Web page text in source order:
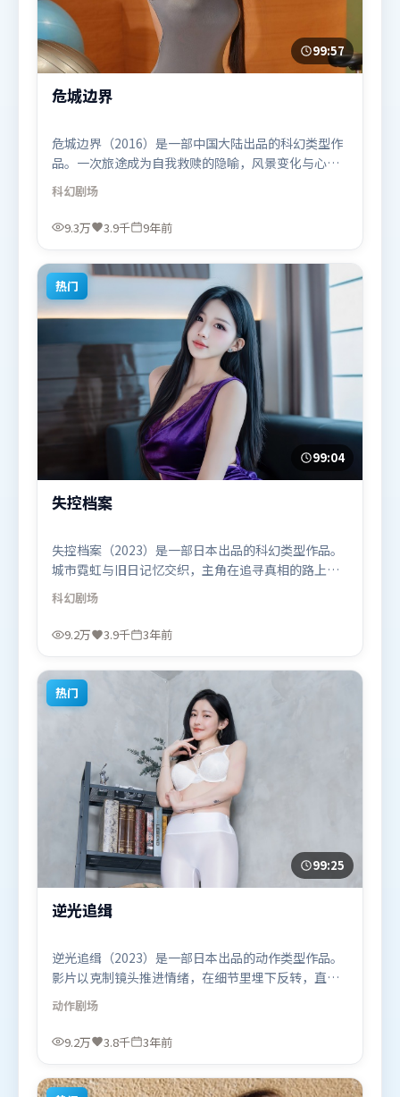
99:57
危城边界
危城边界（2016）是一部中国大陆出品的科幻类型作
品。一次旅途成为自我救赎的隐喻，风景变化与心境
转折彼此呼应。人物关系网复杂却不凌乱，每场对手
戏都推动信息增量。由雷德利·斯科特执导，艾米莉
·布朗特、赵丽颖、白宇，堺雅人等联袂出演。影片
适合喜欢科幻题材的观众观看。
科幻剧场
9.3万 3.9千 9年前
热门
99:04
失控档案
失控档案（2023）是一部日本出品的科幻类型作品。
城市霓虹与旧日记忆交织，主角在追寻真相的路上不
断付出代价。高潮段落信息密度高，情绪释放与主题
回扣同时完成。由是枝裕和执导，王景春、章子怡、
汤姆·哈迪，河正宇、胡歌等联袂出演。影片于2023
幻题材的观众观看。
科幻剧场
9.2万 3.9千 3年前
热门
99:25
逆光追缉
逆光追缉（2023）是一部日本出品的动作类型作品。
影片以克制镜头推进情绪，在细节里埋下反转，直至
最后一刻才揭开谜底。类型元素被重新组合，既致敬
经典也尝试突破套路。由奉俊昊执导，基里安·墨
菲、奥卡菲娜、木村拓哉，杨紫等联袂出演。影片于
喜欢动作题材的观众观看。
动作剧场
9.2万 3.8千 3年前